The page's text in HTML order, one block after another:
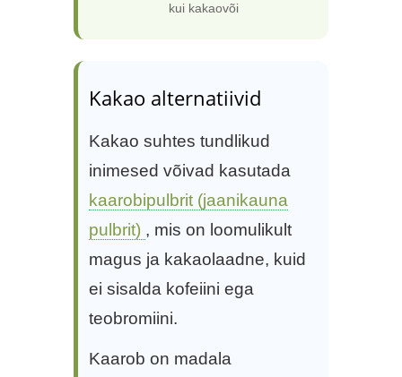
kui kakaovõi
Kakao alternatiivid
Kakao suhtes tundlikud
inimesed võivad kasutada
kaarobipulbrit (jaanikauna
pulbrit) , mis on loomulikult
magus ja kakaolaadne, kuid
ei sisalda kofeiini ega
teobromiini.
Kaarob on madala